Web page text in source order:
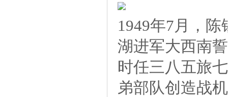
1949年7月，
湖进军大西南
时任三八五旅
弟部队创造战